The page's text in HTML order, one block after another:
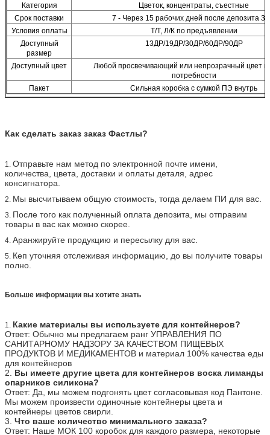
Категория
Цветок, концентраты, съестные
Срок поставки
7 - Через 15 рабочих дней после депозита
Условия оплаты
Т/Т, Л/К по предъявлении
Доступный
размер
13ДР/19ДР/30ДР/60ДР/90ДР
Доступный цвет
Любой просвечивающий или непрозрачный цвет
потребности
Пакет
Сильная коробка с сумкой ПЭ внутрь
Как сделать заказ заказ Фастлы?
1. Отправьте нам метод по электронной почте имени,
количества, цвета, доставки и оплаты деталя, адрес
консигнатора.
2. Мы высчитываем общую стоимость, тогда делаем ПИ для вас.
3. После того как полученный оплата депозита, мы отправим
товары в вас как можно скорее.
4. Аранжируйте продукцию и пересылку для вас.
5. Кеп уточняя отслеживая информацию, до вы получите товары
полно.
Больше информации вы хотите знать
1. Какие материалы вы используете для контейнеров?
Ответ: Обычно мы предлагаем ранг УПРАВЛЕНИЯ ПО
САНИТАРНОМУ НАДЗОРУ ЗА КАЧЕСТВОМ ПИЩЕВЫХ
ПРОДУКТОВ И МЕДИКАМЕНТОВ и материал 100% качества еды
для контейнеров
2. Вы имеете другие цвета для контейнеров воска лиманды
опарников силикона?
Ответ: Да, мы можем подгонять цвет согласовывая код Пантоне.
Мы можем произвести одиночные контейнеры цвета и
контейнеры цветов свирли.
3. Что ваше количество минимального заказа?
Ответ: Наше МОК 100 коробок для каждого размера, некоторые